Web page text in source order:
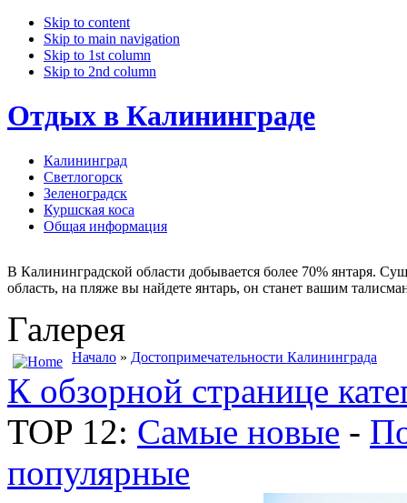
Skip to content
Skip to main navigation
Skip to 1st column
Skip to 2nd column
Отдых в Калининграде
Калининград
Светлогорск
Зеленоградск
Куршская коса
Общая информация
В Калининградской области добывается более 70% янтаря.
область, на пляже вы найдете янтарь, он станет вашим
Галерея
Начало » Достопримечательности Калининграда
К обзорной странице
TOP 12: Самые новые -
популярные